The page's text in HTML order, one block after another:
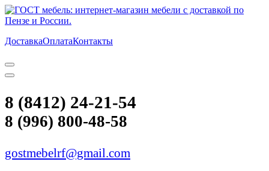
ДоставкаОплатаКонтакты
8 (8412) 24-21-54
8 (996) 800-48-58
gostmebelrf@gmail.com